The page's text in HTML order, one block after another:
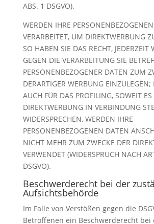
ABS. 1 DSGVO).
WERDEN IHRE
VERARBEITET, UM DIREKTWERBUNG
SO HABEN SIE DAS RECHT, JEDERZEIT
GEGEN DIE VERARBEITUNG SIE
PERSONENBEZOGENER DATEN ZUM
DERARTIGER WERBUNG EINZULEGEN;
AUCH FÜR DAS PROFILING, SOWEIT
DIREKTWERBUNG IN VERBINDUNG
WIDERSPRECHEN, WERDEN IHRE
PERSONENBEZOGENEN DATEN
NICHT MEHR ZUM ZWECKE DER
VERWENDET (WIDERSPRUCH NACH
DSGVO).
Beschwerderecht bei der
Aufsichtsbehörde
Im Falle von Verstößen gegen die
Betroffenen ein Beschwerderecht bei